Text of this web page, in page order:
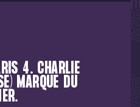
4. CHARLIE
MARQUE DU